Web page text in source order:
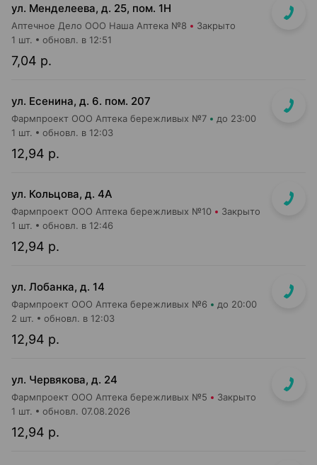
ул. Менделеева, д. 25, пом. 1Н
Аптечное Дело ООО Наша Аптека №8 Закрыто
7,04 р.
1 шт. обновл. в 12:51
ул. Есенина, д. 6. пом. 207
Фармпроект ООО Аптека бережливых №7 до 23:00
12,94 р.
1 шт. обновл. в 12:03
ул. Кольцова, д. 4А
Фармпроект ООО Аптека бережливых №10 Закрыто
12,94 р.
1 шт. обновл. в 12:46
ул. Лобанка, д. 14
Фармпроект ООО Аптека бережливых №6 до 20:00
12,94 р.
2 шт. обновл. в 12:03
ул. Червякова, д. 24
Фармпроект ООО Аптека бережливых №5 Закрыто
12,94 р.
1 шт. обновл. 07.08.2026